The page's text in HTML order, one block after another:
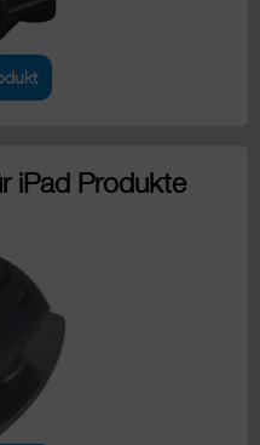
iPad Produkte